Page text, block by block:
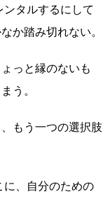
タルするにして
か踏み切れない。
っと縁のないも
う。
もう一つの選択肢
に、自分のための